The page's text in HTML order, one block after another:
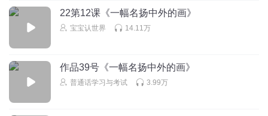
22第12课《一幅名扬中外的画》
宝宝认世界 14.11万
作品39号《一幅名扬中外的画》
普通话学习与考试 3.99万